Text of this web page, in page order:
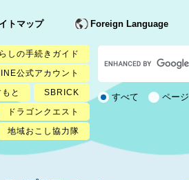
トマップ Foreign Language
しの手続きガイド
公式アカウント
と
SBRICK
ドラゴンクエスト
地域おこし協力隊
カ
ス
タ
ム
検 すべて ページ